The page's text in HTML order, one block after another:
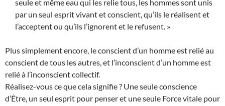
seule et même eau qui les relie tous, les hommes sont unis
par un seul esprit vivant et conscient, qu’ils le réalisent et
l’acceptent ou qu’ils l’ignorent et le refusent. »
Plus simplement encore, le conscient d’un homme est relié au
conscient de tous les autres, et l’inconscient d’un homme est
relié à l’inconscient collectif.
Réalisez-vous ce que cela signifie ? Une seule conscience
d’Être, un seul esprit pour penser et une seule Force vitale pour